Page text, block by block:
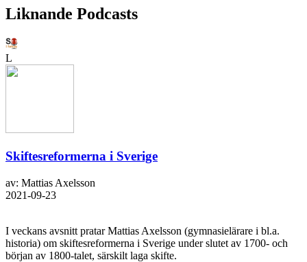
Liknande Podcasts
L
Skiftesreformerna i Sverige
av: Mattias Axelsson
2021-09-23
I veckans avsnitt pratar Mattias Axelsson (gymnasielärare i bl.a.
historia) om skiftesreformerna i Sverige under slutet av 1700- och
början av 1800-talet, särskilt laga skifte.